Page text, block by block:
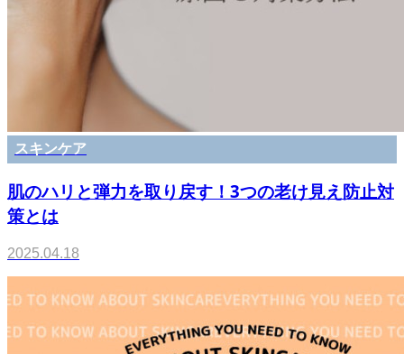
スキンケア
肌のハリと弾力を取り戻す！3つの老け見え防止対
策とは
2025.04.18